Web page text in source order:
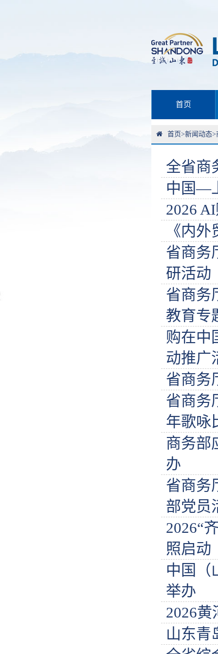
首页
首页>新闻动态>
全省商
中国—
2026
《内
省商务
研活动
省商务
教育专
购在中
动推广
省商务
省商务
年歌咏
商务部
办
省商务
部党员
2026“
照启动
中国（
举办
2026
山东青